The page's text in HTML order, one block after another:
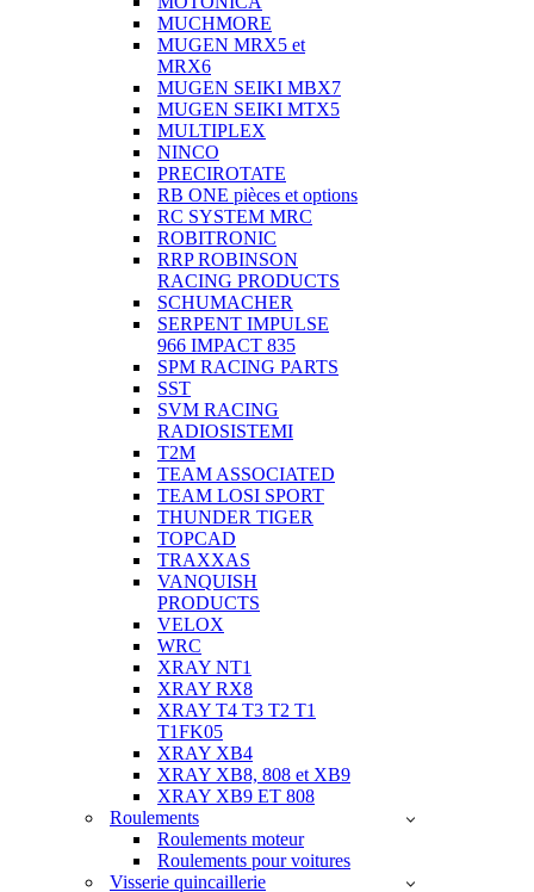
MUCHMORE
MUGEN MRX5 et
MRX6
MUGEN SEIKI MBX7
MUGEN SEIKI MTX5
MULTIPLEX
NINCO
PRECIROTATE
RB ONE pièces et options
RC SYSTEM MRC
ROBITRONIC
RRP ROBINSON
RACING PRODUCTS
SCHUMACHER
SERPENT IMPULSE
966 IMPACT 835
SPM RACING PARTS
SST
SVM RACING
RADIOSISTEMI
T2M
TEAM ASSOCIATED
TEAM LOSI SPORT
THUNDER TIGER
TOPCAD
TRAXXAS
VANQUISH
PRODUCTS
VELOX
WRC
XRAY NT1
XRAY RX8
XRAY T4 T3 T2 T1
T1FK05
XRAY XB4
XRAY XB8, 808 et XB9
XRAY XB9 ET 808
Roulements
Roulements moteur
Roulements pour voitures
Visserie quincaillerie